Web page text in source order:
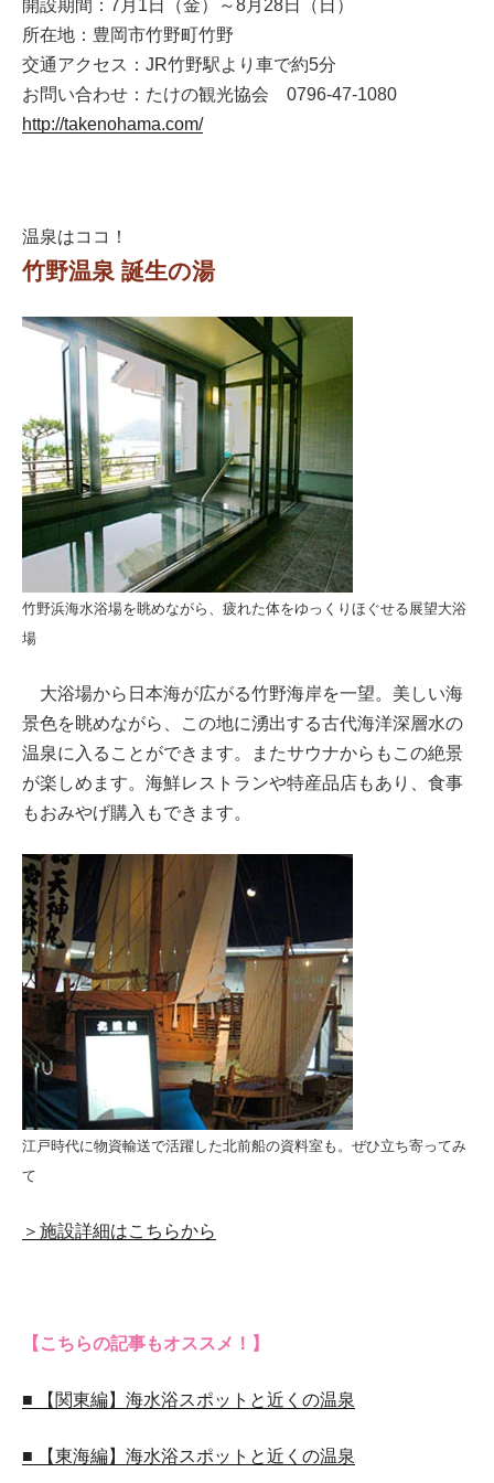
開設期間：7月1日（金）～8月28日（日）
所在地：豊岡市竹野町竹野
交通アクセス：JR竹野駅より車で約5分
お問い合わせ：たけの観光協会 0796-47-1080
http://takenohama.com/
温泉はココ！
竹野温泉 誕生の湯
竹野浜海水浴場を眺めながら、疲れた体をゆっくりほぐせる展望大浴
場
大浴場から日本海が広がる竹野海岸を一望。美しい海
景色を眺めながら、この地に湧出する古代海洋深層水の
温泉に入ることができます。またサウナからもこの絶景
が楽しめます。海鮮レストランや特産品店もあり、食事
もおみやげ購入もできます。
江戸時代に物資輸送で活躍した北前船の資料室も。ぜひ立ち寄ってみ
て
＞施設詳細はこちらから
【こちらの記事もオススメ！】
■ 【関東編】海水浴スポットと近くの温泉
■ 【東海編】海水浴スポットと近くの温泉